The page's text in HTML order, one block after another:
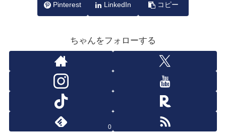
Pinterest LinkedIn コピー
ちゃんをフォローする
0